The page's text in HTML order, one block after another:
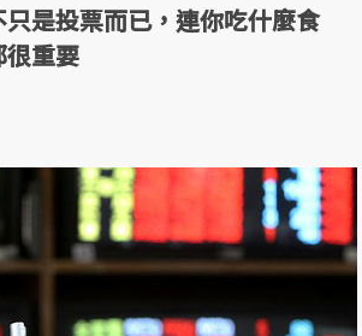
是投票而已，連你吃什麼食
重要